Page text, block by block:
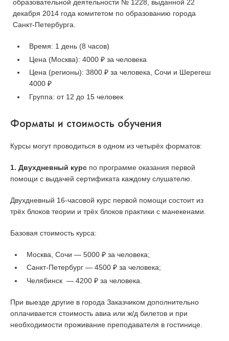
образовательной деятельности № 1228, выданной 22
декабря 2014 года комитетом по образованию города
Санкт-Петербурга.
Время: 1 день (8 часов)
Цена (Москва): 4000 ₽ за человека
Цена (регионы): 3800 ₽ за человека, Сочи и Шерегеш
4000 ₽
Группа: от 12 до 15 человек
Форматы и стоимость обучения
Курсы могут проводиться в одном из четырёх форматов:
1. Двухдневный курс по программе оказания первой
помощи с выдачей сертификата каждому слушателю.
Двухдневный 16-часовой курс первой помощи состоит из
трёх блоков теории и трёх блоков практики с манекенами.
Базовая стоимость курса:
Москва, Сочи — 5000 ₽ за человека;
Санкт-Петербург — 4500 ₽ за человека;
Челябинск — 4200 ₽ за человека.
При выезде другие в города Заказчиком дополнительно
оплачивается стоимость авиа или ж/д билетов и при
необходимости проживание преподавателя в гостинице.